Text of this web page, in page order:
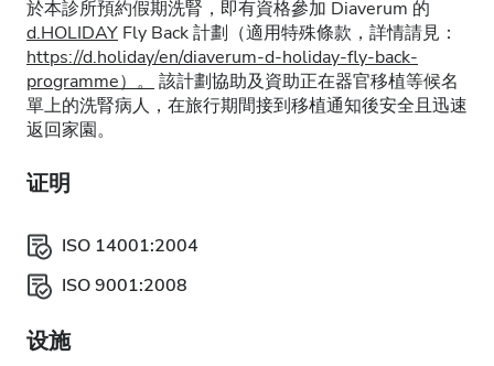
於本診所預約假期洗腎，即有資格參加 Diaverum 的
d.HOLIDAY Fly Back 計劃（適用特殊條款，詳情請見：
https://d.holiday/en/diaverum-d-holiday-fly-back-
programme）。
該計劃協助及資助正在器官移植等候名
單上的洗腎病人，在旅行期間接到移植通知後安全且迅速
返回家園。
证明
ISO 14001:2004
ISO 9001:2008
设施